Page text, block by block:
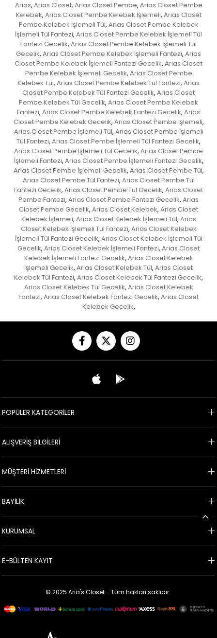
Arias, Arias Closet, Arias Closet Pembe, Arias Closet Pembe
Kelebek, Arias Closet Pembe Kelebek İşlemeli, Arias Closet
Pembe Kelebek İşlemeli Tül, Arias Closet Pembe Kelebek
İşlemeli Tül Fantezi, Arias Closet Pembe Kelebek İşlemeli Tül
Fantezi Gecelik, Arias Closet Pembe Kelebek İşlemeli Tül
Gecelik, Arias Closet Pembe Kelebek İşlemeli Fantezi, Arias
Closet Pembe Kelebek İşlemeli Fantezi Gecelik, Arias Closet
Pembe Kelebek İşlemeli Gecelik, Arias Closet Pembe
Kelebek Tül, Arias Closet Pembe Kelebek Tül Fantezi, Arias
Closet Pembe Kelebek Tül Fantezi Gecelik, Arias Closet
Pembe Kelebek Tül Gecelik, Arias Closet Pembe Kelebek
Fantezi, Arias Closet Pembe Kelebek Fantezi Gecelik, Arias
Closet Pembe Kelebek Gecelik, Arias Closet Pembe İşlemeli,
Arias Closet Pembe İşlemeli Tül, Arias Closet Pembe İşlemeli
Tül Fantezi, Arias Closet Pembe İşlemeli Tül Fantezi Gecelik,
Arias Closet Pembe İşlemeli Tül Gecelik, Arias Closet Pembe
İşlemeli Fantezi, Arias Closet Pembe İşlemeli Fantezi Gecelik,
Arias Closet Pembe İşlemeli Gecelik, Arias Closet Pembe Tül,
Arias Closet Pembe Tül Fantezi, Arias Closet Pembe Tül
Fantezi Gecelik, Arias Closet Pembe Tül Gecelik, Arias Closet
Pembe Fantezi, Arias Closet Pembe Fantezi Gecelik, Arias
Closet Pembe Gecelik, Arias Closet Kelebek, Arias Closet
Kelebek İşlemeli, Arias Closet Kelebek İşlemeli Tül, Arias
Closet Kelebek İşlemeli Tül Fantezi, Arias Closet Kelebek
İşlemeli Tül Fantezi Gecelik, Arias Closet Kelebek İşlemeli Tül
Gecelik, Arias Closet Kelebek İşlemeli Fantezi, Arias Closet
Kelebek İşlemeli Fantezi Gecelik, Arias Closet Kelebek
İşlemeli Gecelik, Arias Closet Kelebek Tül, Arias Closet
Kelebek Tül Fantezi, Arias Closet Kelebek Tül Fantezi Gecelik,
Arias Closet Kelebek Tül Gecelik, Arias Closet Kelebek
Fantezi, Arias Closet Kelebek Fantezi Gecelik, Arias Closet
Kelebek Gecelik,
POPÜLER KATEGORİLER
ALIŞVERİŞ BİLGİLERİ
MÜŞTERİ HİZMETLERİ
BAYİLİK
KURUMSAL
E-BÜLTEN KAYIT
© 2025 Aria's Closet - Tüm hakları saklıdır.